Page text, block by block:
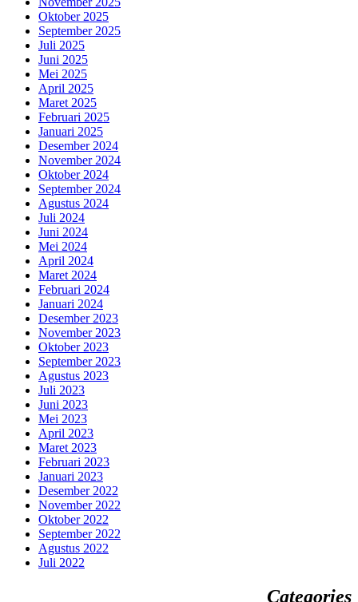
Oktober 2025
September 2025
Juli 2025
Juni 2025
Mei 2025
April 2025
Maret 2025
Februari 2025
Januari 2025
Desember 2024
November 2024
Oktober 2024
September 2024
Agustus 2024
Juli 2024
Juni 2024
Mei 2024
April 2024
Maret 2024
Februari 2024
Januari 2024
Desember 2023
November 2023
Oktober 2023
September 2023
Agustus 2023
Juli 2023
Juni 2023
Mei 2023
April 2023
Maret 2023
Februari 2023
Januari 2023
Desember 2022
November 2022
Oktober 2022
September 2022
Agustus 2022
Juli 2022
Categories